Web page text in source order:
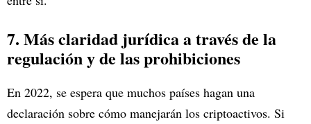
7. Más claridad jurídica a través de la
regulación y de las prohibiciones
En 2022, se espera que muchos países hagan una
declaración sobre cómo manejarán los criptoactivos. Si